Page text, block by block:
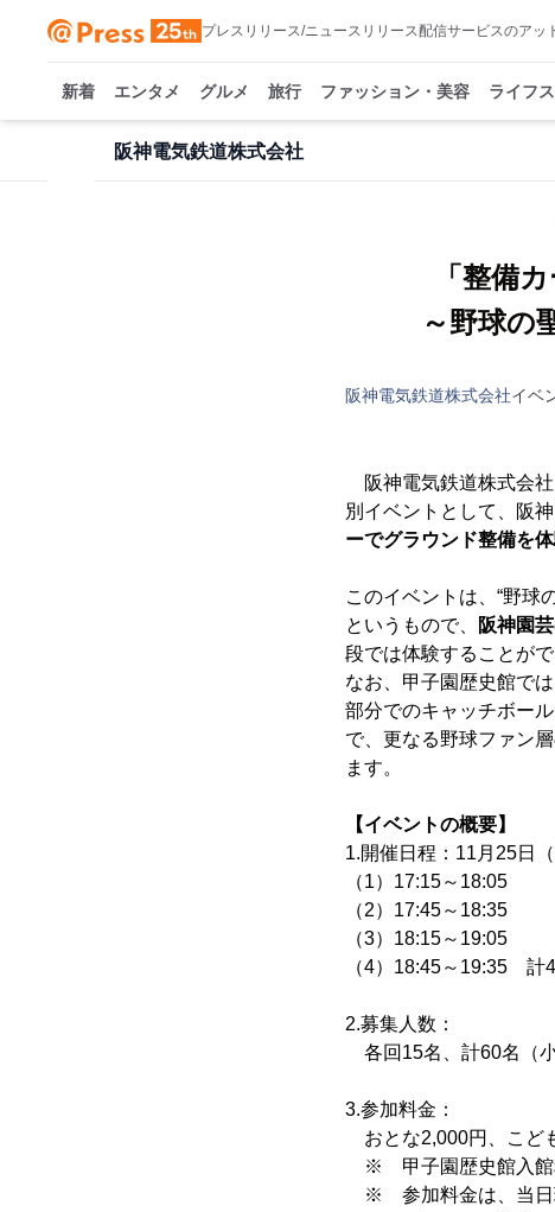
プレスリリース/ニュースリリース配信サービスのアッ
新着 エンタメ グルメ 旅行 ファッション・美容 ライフ
阪神電気鉄道株式会社
「整備
～野球の
阪神電気鉄道株式会社イベ
阪神電気鉄道株式会社
別イベントとして、阪
ーでグラウンド整備を
このイベントは、“野球
というもので、
阪神園
段では体験することが
なお、甲子園歴史館で
部分でのキャッチボー
で、更なる野球ファン
ます。
【イベントの概要】
1.開催日程：11月25日（
（1）17:15～18:05
（2）17:45～18:35
（3）18:15～19:05
（4）18:45～19:35 計
2.募集人数：
各回15名、計60名（小
3.参加料金：
おとな2,000円、こど
※ 甲子園歴史館入館
※ 参加料金は、当日